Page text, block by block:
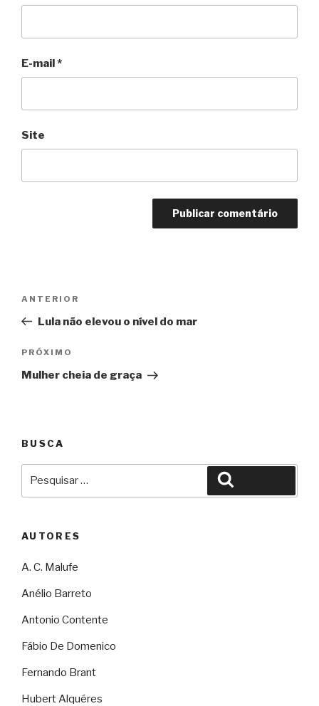
E-mail*
Site
Post
Anterior
ANTERIOR
Lula não elevou o nível do mar
Próximo
PRÓXIMO
Mulher cheia de graça
BUSCA
AUTORES
A. C. Malufe
Anélio Barreto
Antonio Contente
Fábio De Domenico
Fernando Brant
Hubert Alquéres